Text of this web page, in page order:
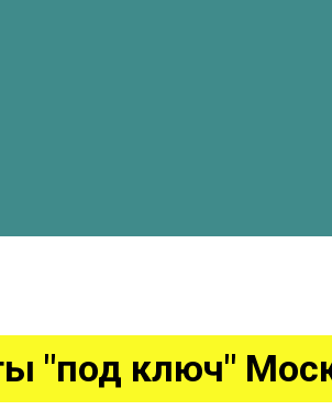
"под ключ"